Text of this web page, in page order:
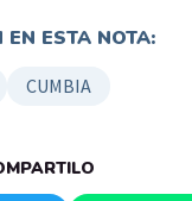
EN ESTA NOTA:
CUMBIA